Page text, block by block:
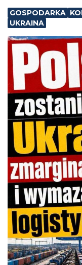
GOSPODARKA
UKRAINA